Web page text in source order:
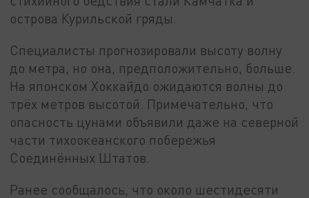
острова Курильской гряды.
Специалисты прогнозировали высоту волну
до метра, но она, предположительно, больше.
На японском Хоккайдо ожидаются волны до
трёх метров высотой. Примечательно, что
опасность цунами объявили даже на северной
части тихоокеанского побережья
Соединённых Штатов.
Ранее сообщалось, что около шестидесяти